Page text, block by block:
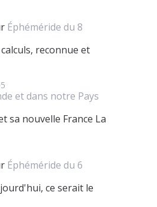
Éphéméride du 8
reconnue et
et dans notre Pays
sa nouvelle France La
Éphéméride du 6
ce serait le